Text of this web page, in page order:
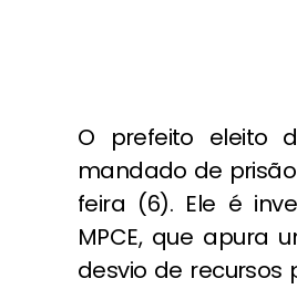
O prefeito eleito
mandado de
feira (6). Ele é
MPCE, que apura
desvio de